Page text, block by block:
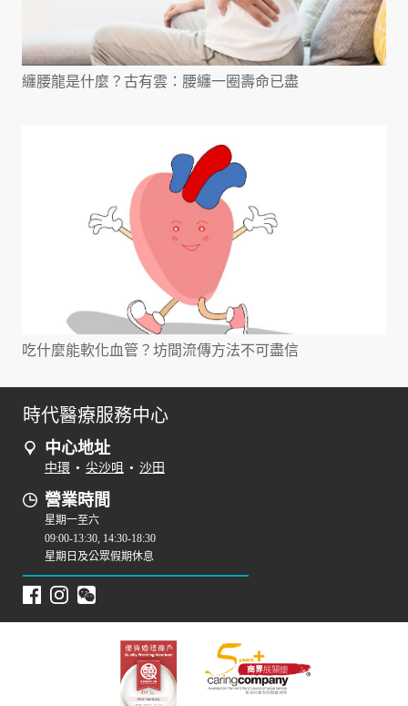
纏腰龍是什麼？古有雲：腰纏一圈壽命已盡
吃什麼能軟化血管？坊間流傳方法不可盡信
時代醫療服務中心
中心地址
中環 • 尖沙咀 • 沙田
營業時間
星期一至六
09:00-13:30, 14:30-18:30
星期日及公眾假期休息